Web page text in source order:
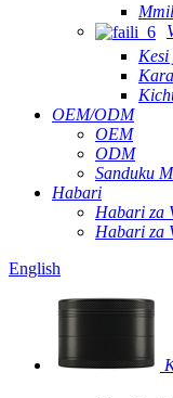
Kesi
OEM/ODM
OEM
ODM
Sanduku
Habari
Habari za
Habari za
English